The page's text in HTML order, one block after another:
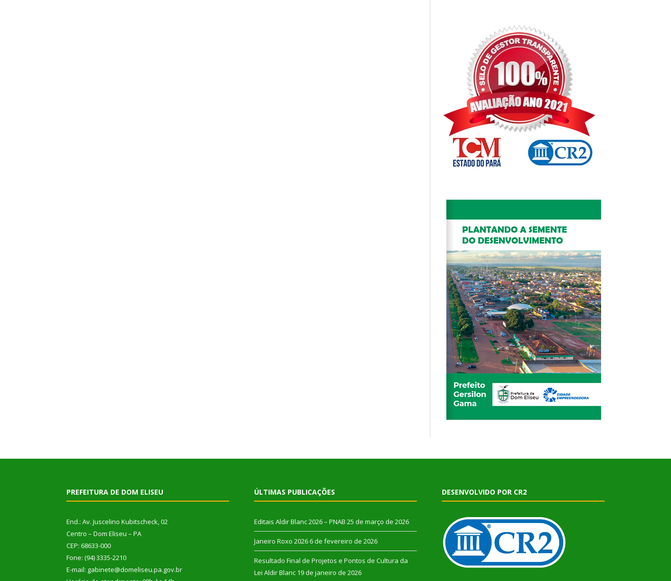
PREFEITURA DE DOM ELISEU
End.: Av. Juscelino Kubitscheck, 02
Centro – Dom Eliseu – PA
CEP: 68633-000
Fone: (94) 3335-2210
E-mail: gabinete@domeliseu.pa.gov.br
ÚLTIMAS PUBLICAÇÕES
Editais Aldir Blanc 2026 – PNAB 25 de março de 2026
Janeiro Roxo 2026 6 de fevereiro de 2026
Resultado Final de Projetos e Pontos de Cultura da
Lei Aldir Blanc 19 de janeiro de 2026
DESENVOLVIDO POR CR2